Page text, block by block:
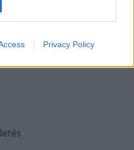
Privacy Policy